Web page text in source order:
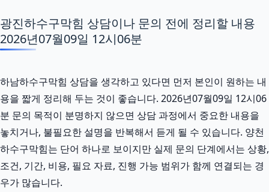
광진하수구막힘 상담이나 문의 전에 정리할 내용
2026년07월09일 12시06분
하남하수구막힘 상담을 생각하고 있다면 먼저 본인이 원하는 내
용을 짧게 정리해 두는 것이 좋습니다. 2026년07월09일 12시06
분 문의 목적이 분명하지 않으면 상담 과정에서 중요한 내용을
놓치거나, 불필요한 설명을 반복해서 듣게 될 수 있습니다. 양천
하수구막힘는 단어 하나로 보이지만 실제 문의 단계에서는 상황,
조건, 기간, 비용, 필요 자료, 진행 가능 범위가 함께 연결되는 경
우가 많습니다.